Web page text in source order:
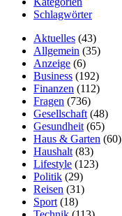
Schlagwörter
Aktuelles (43)
Allgemein (35)
Anzeige (6)
Business (192)
Finanzen (112)
Fragen (736)
Gesellschaft (48)
Gesundheit (65)
Haus & Garten (60)
Haushalt (83)
Lifestyle (123)
Politik (29)
Reisen (31)
Sport (18)